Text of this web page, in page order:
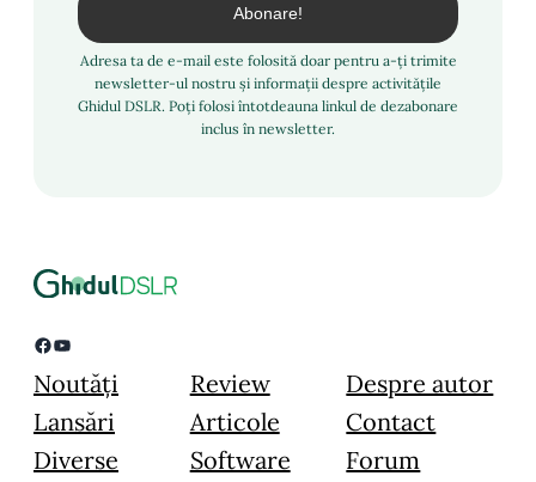
Adresa ta de e-mail este folosită doar pentru a-ți trimite
newsletter-ul nostru și informații despre activitățile
Ghidul DSLR. Poți folosi întotdeauna linkul de dezabonare
inclus în newsletter.
Facebook YouTube
Noutăți
Lansări
Diverse
Review
Articole
Software
Despre autor
Contact
Forum